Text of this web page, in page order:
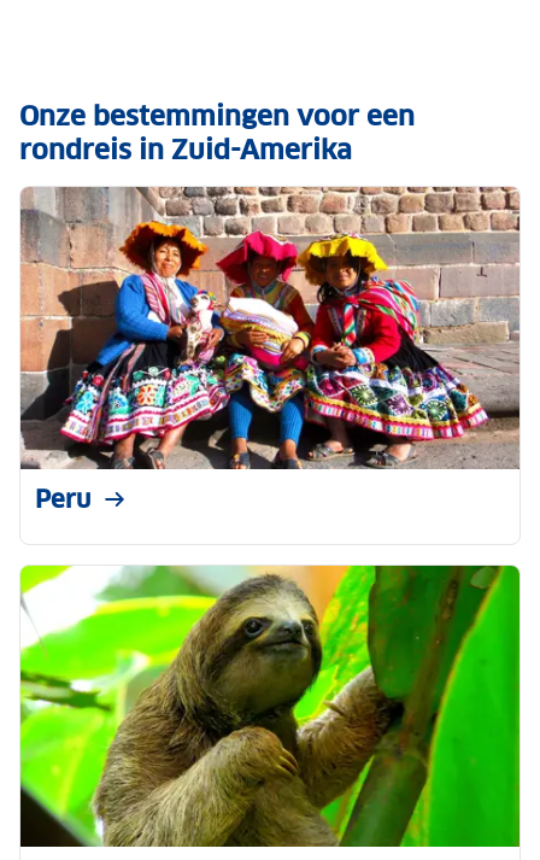
Onze bestemmingen voor een
rondreis in Zuid-Amerika
Peru